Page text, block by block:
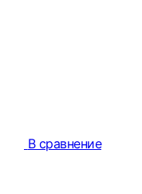
В сравнение